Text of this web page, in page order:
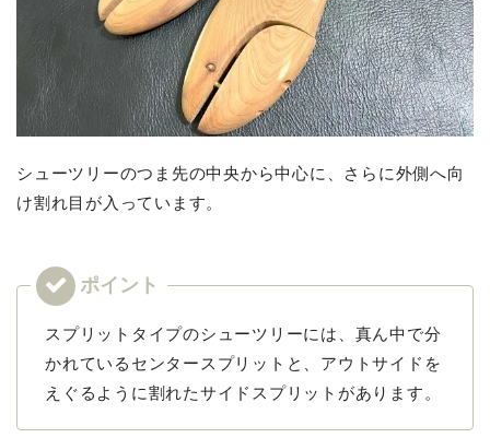
シューツリーのつま先の中央から中心に、さらに外側へ向
け割れ目が入っています。
スプリットタイプのシューツリーには、真ん中で分
かれているセンタースプリットと、アウトサイドを
えぐるように割れたサイドスプリットがあります。